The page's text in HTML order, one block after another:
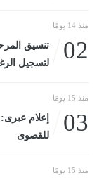
منذ 14 يومًا
02
لتسجيل
منذ 15 يومًا
03
إعلام
للقصوى
منذ 15 يومًا